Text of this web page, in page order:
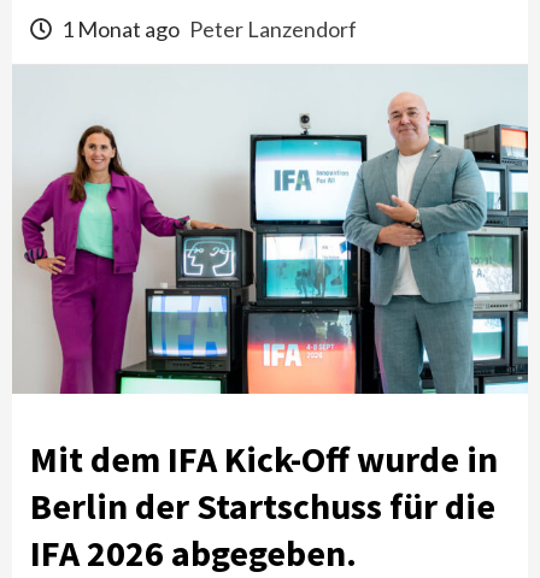
1 Monat ago Peter Lanzendorf
Mit dem IFA Kick-Off wurde in
Berlin der Startschuss für die
IFA 2026 abgegeben.